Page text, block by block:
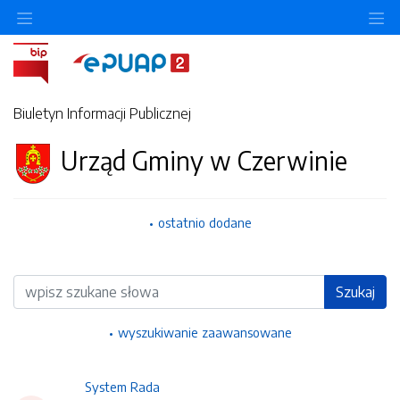
Biuletyn Informacji Publicznej
Urząd Gminy w Czerwinie
ostatnio dodane
Wyszukiwarka Szukaj
wyszukiwanie zaawansowane
System Rada